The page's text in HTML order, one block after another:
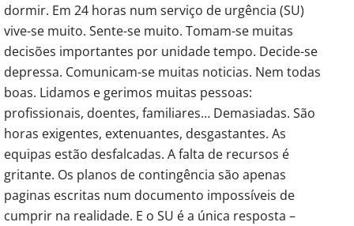
dormir. Em 24 horas num serviço de urgência (SU)
vive-se muito. Sente-se muito. Tomam-se muitas
decisões importantes por unidade tempo. Decide-se
depressa. Comunicam-se muitas noticias. Nem todas
boas. Lidamos e gerimos muitas pessoas:
profissionais, doentes, familiares… Demasiadas. São
horas exigentes, extenuantes, desgastantes. As
equipas estão desfalcadas. A falta de recursos é
gritante. Os planos de contingência são apenas
paginas escritas num documento impossíveis de
cumprir na realidade. E o SU é a única resposta –